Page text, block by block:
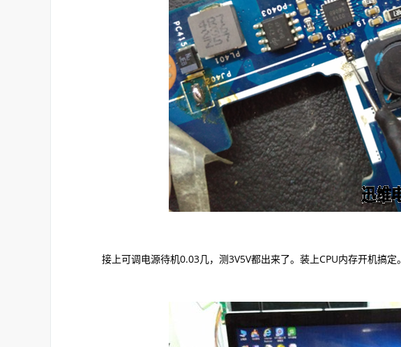
接上可调电源待机0.03几，测3V5V都出来了。装上CPU内存开机搞定。